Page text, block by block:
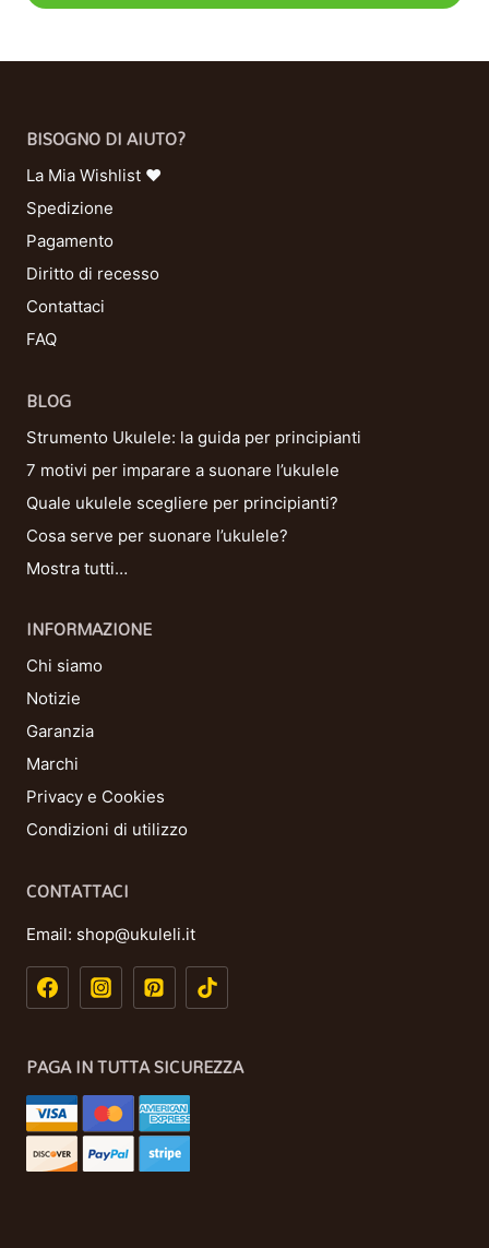
BISOGNO DI AIUTO?
La Mia Wishlist ❤
Spedizione
Pagamento
Diritto di recesso
Contattaci
FAQ
BLOG
Strumento Ukulele: la guida per principianti
7 motivi per imparare a suonare l’ukulele
Quale ukulele scegliere per principianti?
Cosa serve per suonare l’ukulele?
Mostra tutti…
INFORMAZIONE
Chi siamo
Notizie
Garanzia
Marchi
Privacy e Cookies
Condizioni di utilizzo
CONTATTACI
Email: shop@ukuleli.it
PAGA IN TUTTA SICUREZZA